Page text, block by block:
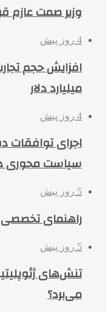
وزیر صمت عازم
4 روز پیش
میلیارد دلار
4 روز پیش
اجرای توافقات
سیاست محوری
5 روز پیش
راهنمای
5 روز پیش
تنش‌های
می‌برد؟